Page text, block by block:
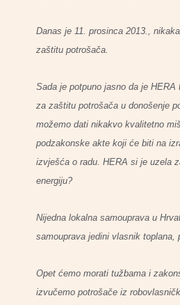
Danas je 11. prosinca 2013.,
zaštitu potrošača.
Sada je potpuno jasno da je
za zaštitu potrošača u donošenje
možemo dati nikakvo kvalitetno
podzakonske akte koji će biti na
izvješća o radu. HERA si je uzela
energiju?
Nijedna lokalna samouprava u
samouprava jedini vlasnik
Opet ćemo morati tužbama i
izvučemo potrošače iz